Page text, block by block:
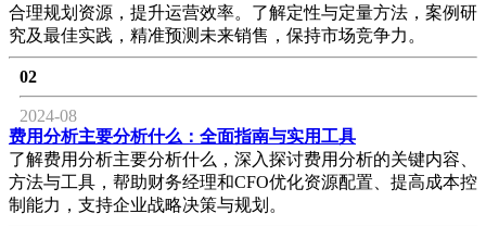
合理规划资源，提升运营效率。了解定性与定量方法，案例研
究及最佳实践，精准预测未来销售，保持市场竞争力。
02
2024-08
费用分析主要分析什么：全面指南与实用工具
了解费用分析主要分析什么，深入探讨费用分析的关键内容、
方法与工具，帮助财务经理和CFO优化资源配置、提高成本控
制能力，支持企业战略决策与规划。